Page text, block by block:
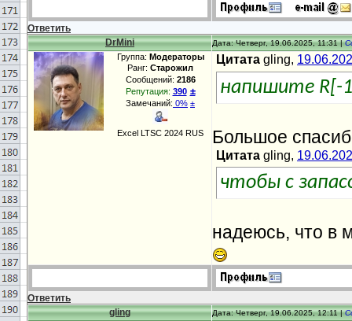
Ответить
DrMini
Дата: Четверг, 19.06.2025, 11:31 |
Группа: Модераторы
Ранг: Старожил
Сообщений: 2186
Репутация: 390 ±
Замечаний: 0% ±
Excel LTSC 2024 RUS
Цитата gling,
напишите R[-
Большое
Цитата gling,
чтобы с
надеюсь, что в
Ответить
gling
Дата: Четверг, 19.06.2025, 12:11 |